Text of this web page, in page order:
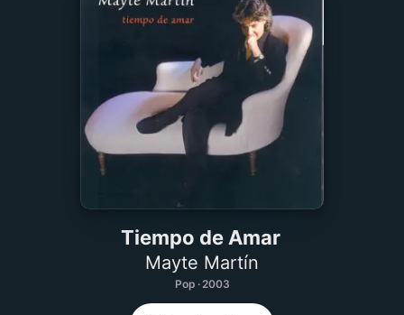
Instalar Apple Music
Tiempo de Amar
Mayte Martín
Pop · 2003